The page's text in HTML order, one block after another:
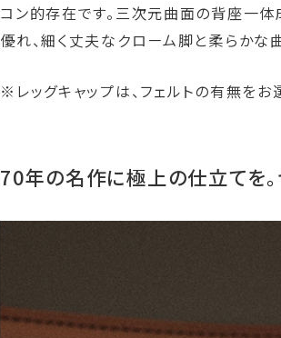
コン的存在です。三次元曲面の背座一
優れ、細く丈夫なクローム脚と柔らかな
※レッグキャップは、フェルトの有無を
70年の名作に極上の仕立てを